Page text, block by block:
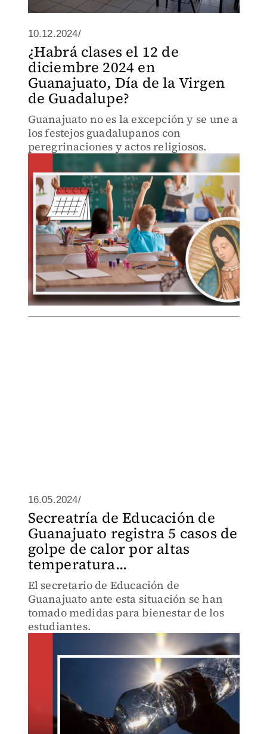
10.12.2024/
¿Habrá clases el 12 de
diciembre 2024 en
Guanajuato, Día de la Virgen
de Guadalupe?
Guanajuato no es la excepción y se une a
los festejos guadalupanos con
peregrinaciones y actos religiosos.
16.05.2024/
Secreatría de Educación de
Guanajuato registra 5 casos de
golpe de calor por altas
temperatura...
El secretario de Educación de
Guanajuato ante esta situación se han
tomado medidas para bienestar de los
estudiantes.